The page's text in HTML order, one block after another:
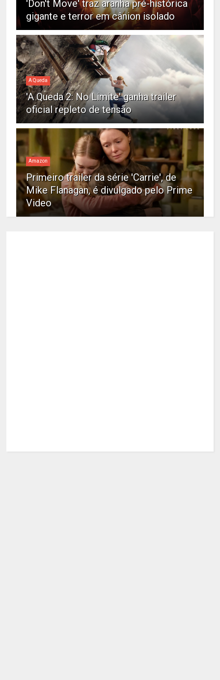
'Don't Move' traz aranha pré-histórica
gigante e terror em cânion isolado
A Queda
'A Queda 2: No Limite' ganha trailer
oficial repleto de tensão
Amazon
Primeiro trailer da série 'Carrie', de
Mike Flanagan, é divulgado pelo Prime
Video